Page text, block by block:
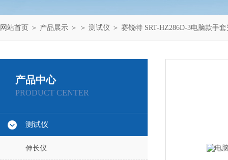
网站首页 ＞ 产品展示 ＞ ＞ 测试仪 ＞ 赛锐特 SRT-HZ286D-3电脑款手
产品中心
PRODUCT CENTER
测试仪
伸长仪